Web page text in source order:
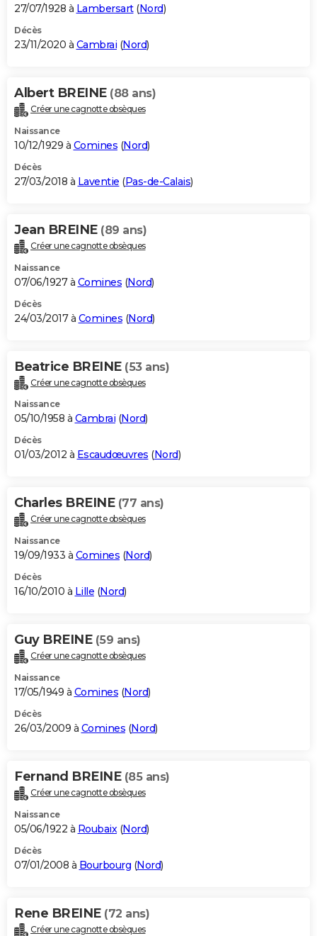
S'inscrire
Se connecter
Lycées
Collèges
Primaires
Universités
Entreprises
Service militaire
Avis de recherche
AVIS DE DÉCÈS
Bricolage
Lifestyle
Culture
Sport
Auto
Television
Voyage
Cinema
27/07/1928 à Lambersart(Nord)
Décès
23/11/2020 à Cambrai (Nord)
Albert BREINE (88 ans)
Créer une cagnotte obsèques
Naissance
10/12/1929 à Comines (Nord)
Décès
27/03/2018 à Laventie (Pas-de-Calais)
Jean BREINE (89 ans)
Créer une cagnotte obsèques
Naissance
07/06/1927 à Comines (Nord)
Décès
24/03/2017 à Comines (Nord)
Beatrice BREINE (53 ans)
Créer une cagnotte obsèques
Naissance
05/10/1958 à Cambrai (Nord)
Décès
01/03/2012 à Escaudœuvres (Nord)
Charles BREINE (77 ans)
Créer une cagnotte obsèques
Naissance
19/09/1933 à Comines (Nord)
Décès
16/10/2010 à Lille (Nord)
Guy BREINE (59 ans)
Créer une cagnotte obsèques
Naissance
17/05/1949 à Comines (Nord)
Décès
26/03/2009 à Comines (Nord)
Fernand BREINE (85 ans)
Créer une cagnotte obsèques
Naissance
05/06/1922 à Roubaix(Nord)
Décès
07/01/2008 à Bourbourg (Nord)
Rene BREINE (72 ans)
Créer une cagnotte obsèques